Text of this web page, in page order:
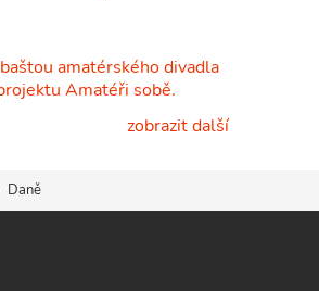
amatérského divadla
Amatéři sobě.
zobrazit další
Daně